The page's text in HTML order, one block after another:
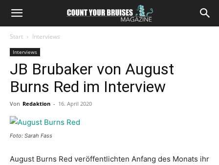
Start Interviews
Interviews
JB Brubaker von August
Burns Red im Interview
Von Redaktion - 16. April 2020
Foto: Sarah Fass
August Burns Red veröffentlichten Anfang des Monats ihr